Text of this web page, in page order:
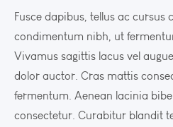
Fusce dapibus, tellus ac
condimentum nibh, ut
Vivamus sagittis lacus vel
dolor auctor. Cras mattis
fermentum. Aenean lacinia
consectetur. Curabitur blandit